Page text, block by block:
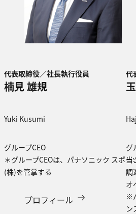
代表取締役／社長執行役員
楠見 雄規
Yuki Kusumi
グループCEO
＊グループCEOは、パナソニック スポー
(株)を管掌する
プロフィール
代
グ
当
調
オ
※
ン